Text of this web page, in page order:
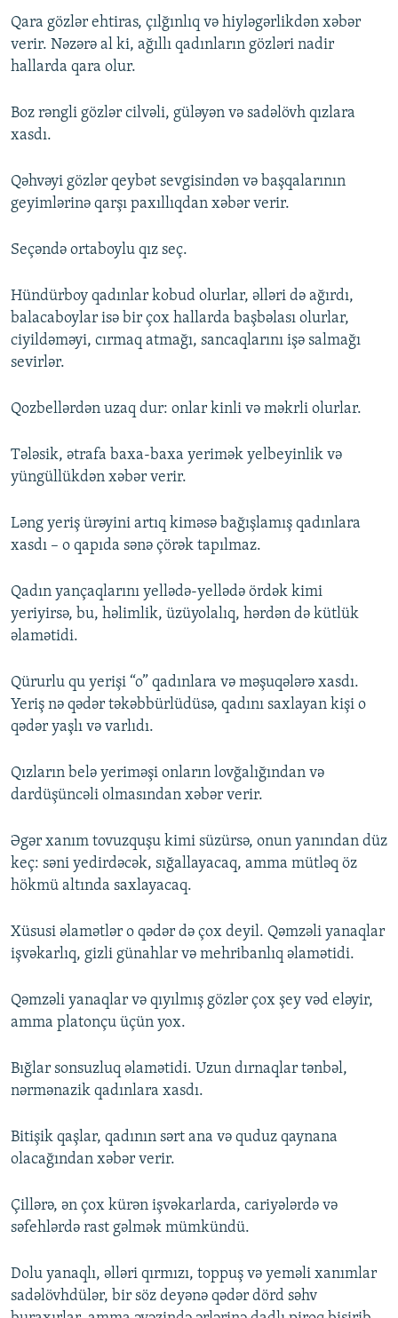
Qara gözlər ehtiras, çılğınlıq və hiyləgərlikdən xəbər
verir. Nəzərə al ki, ağıllı qadınların gözləri nadir
hallarda qara olur.
Boz rəngli gözlər cilvəli, güləyən və sadəlövh qızlara
xasdı.
Qəhvəyi gözlər qeybət sevgisindən və başqalarının
geyimlərinə qarşı paxıllıqdan xəbər verir.
Seçəndə ortaboylu qız seç.
Hündürboy qadınlar kobud olurlar, əlləri də ağırdı,
balacaboylar isə bir çox hallarda başbəlası olurlar,
ciyildəməyi, cırmaq atmağı, sancaqlarını işə salmağı
sevirlər.
Qozbellərdən uzaq dur: onlar kinli və məkrli olurlar.
Tələsik, ətrafa baxa-baxa yerimək yelbeyinlik və
yüngüllükdən xəbər verir.
Ləng yeriş ürəyini artıq kiməsə bağışlamış qadınlara
xasdı – o qapıda sənə çörək tapılmaz.
Qadın yançaqlarını yellədə-yellədə ördək kimi
yeriyirsə, bu, həlimlik, üzüyolalıq, hərdən də kütlük
əlamətidi.
Qürurlu qu yerişi “o” qadınlara və məşuqələrə xasdı.
Yeriş nə qədər təkəbbürlüdüsə, qadını saxlayan kişi o
qədər yaşlı və varlıdı.
Qızların belə yeriməşi onların lovğalığından və
dardüşüncəli olmasından xəbər verir.
Əgər xanım tovuzquşu kimi süzürsə, onun yanından düz
keç: səni yedirdəcək, sığallayacaq, amma mütləq öz
hökmü altında saxlayacaq.
Xüsusi əlamətlər o qədər də çox deyil. Qəmzəli yanaqlar
işvəkarlıq, gizli günahlar və mehribanlıq əlamətidi.
Qəmzəli yanaqlar və qıyılmış gözlər çox şey vəd eləyir,
amma platonçu üçün yox.
Bığlar sonsuzluq əlamətidi. Uzun dırnaqlar tənbəl,
nərmənazik qadınlara xasdı.
Bitişik qaşlar, qadının sərt ana və quduz qaynana
olacağından xəbər verir.
Çillərə, ən çox kürən işvəkarlarda, cariyələrdə və
səfehlərdə rast gəlmək mümkündü.
Dolu yanaqlı, əlləri qırmızı, toppuş və yeməli xanımlar
sadəlövhdülər, bir söz deyənə qədər dörd səhv